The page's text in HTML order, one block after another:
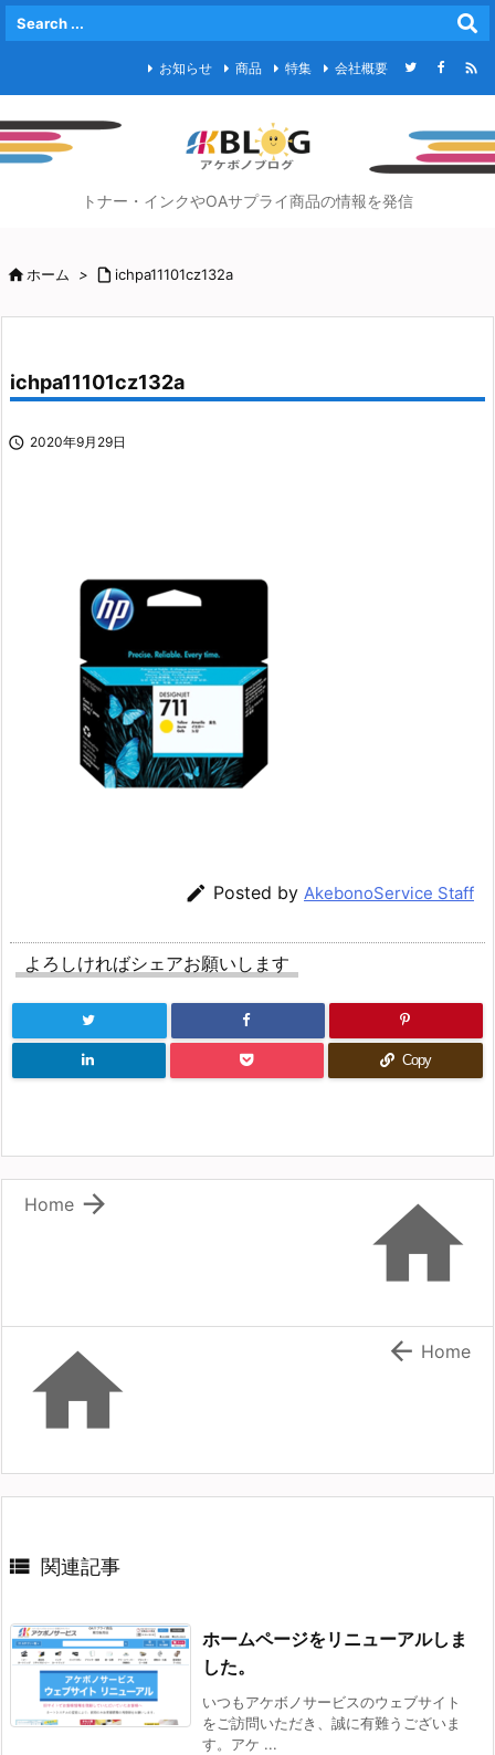
お知らせ 商品 特集 会社概要 
トナー・インクやOAサプライ商品の情報を発信
ホーム >  ichpa11101cz132a
ichpa11101cz132a
 2020年9月29日
 Posted by AkebonoService Staff
よろしければシェアお願いします
Copy


Home
  Home
 関連記事
ホームページをリニューアルしま
した。
いつもアケボノサービスのウェブサイト
をご訪問いただき、誠に有難うございま
す。アケ ...